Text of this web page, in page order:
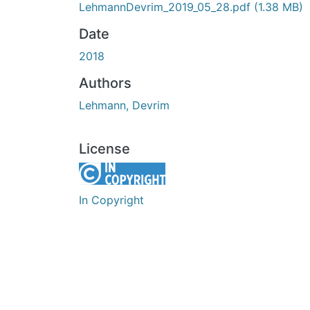
LehmannDevrim_2019_05_28.pdf (1.38 MB)
Date
2018
Authors
Lehmann, Devrim
License
In Copyright